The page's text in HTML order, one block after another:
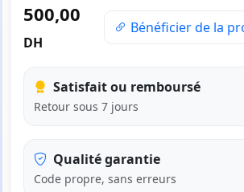
500,00
DH
Bénéficier de la
Satisfait ou remboursé
Retour sous 7 jours
Qualité garantie
Code propre, sans erreurs